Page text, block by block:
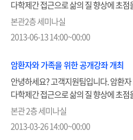
다학제간 접근으로 삶의 질 향상에 초
소통의 장을 마련하고자 다음과 같이 공
교육은 대장암의 진단과 항암치료에 대
대해서도 교육이 진행되오니 외래 및 입
본관2층 세미나실
2013-06-13 14:00~00:00
암환자와 가족을 위한 공개강좌 개최
안녕하세요? 고객지원팀입니다. 암환
다학제간 접근으로 삶의 질 향상에 초
소통의 장을 마련하고자 다음과 같이 공
교육은 암환자의 일반적인 치료와 암환
실질적이고 생생한 조언으로 환자와 가
본관 2층 세미나실
2013-03-26 14:00~00:00